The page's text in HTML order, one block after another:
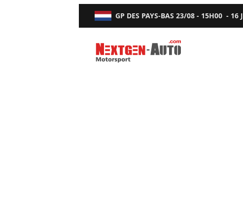
GP DES PAYS-BAS 23/08 - 15H00 - 16
Nextgen-Auto.com